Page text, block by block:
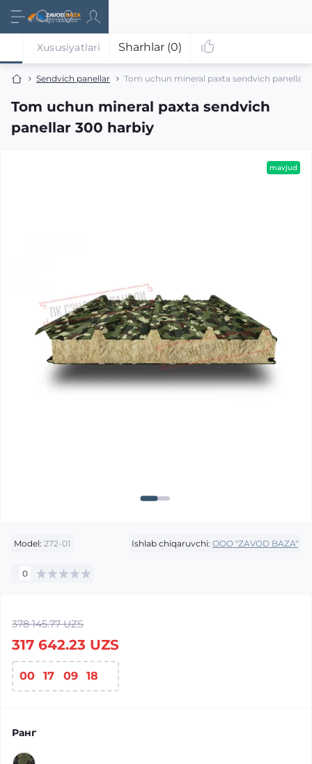
Sendvich panellar Tom uchun mineral paxta sendvich panellar
Tom uchun mineral paxta sendvich
panellar 300 harbiy
Xususiyatlari Sharhlar (0)
mavjud
Model: 272-01 Ishlab chiqaruvchi: OOO "ZAVOD BAZA"
0
378 145.77 UZS
317 642.23 UZS
00 17 09 18
Ранг